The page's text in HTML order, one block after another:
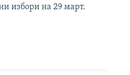
избори на 29 март.